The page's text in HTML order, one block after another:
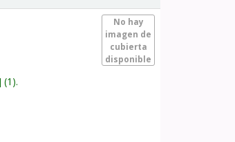
No hay
imagen de
cubierta
disponible
(1).